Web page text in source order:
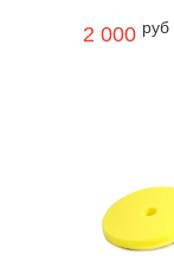
2 000 руб